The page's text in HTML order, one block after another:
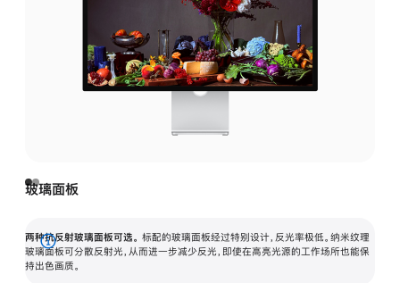
玻璃面板
两种抗反射玻璃面板可选。 标配的玻璃面板经过特别设计，反光率极低。纳米纹理
玻璃面板可分散反射光，从而进一步减少反光，即使在高亮光源的工作场所也能保
持出色画质。
展
开